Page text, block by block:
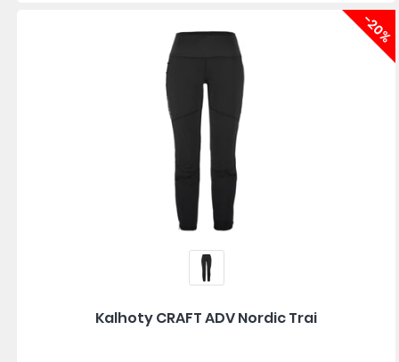
-20%
Kalhoty CRAFT ADV Nordic Trai